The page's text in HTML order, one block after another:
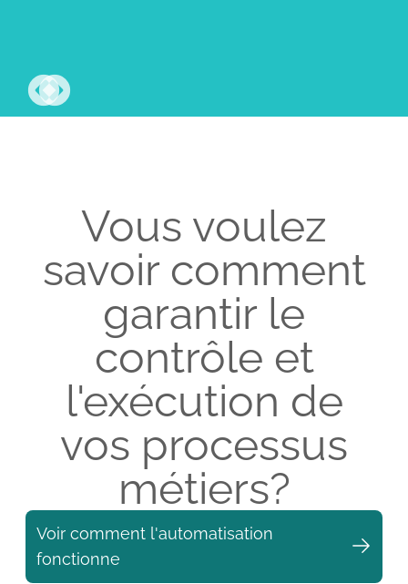
Vous voulez
savoir comment
garantir le
contrôle et
l'exécution de
vos processus
métiers?
Voir comment l'automatisation
fonctionne